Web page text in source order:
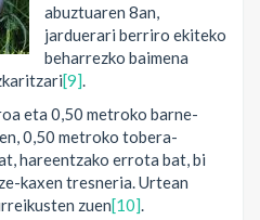
abuztuaren 8an,
jarduerari berriro ekiteko
beharrezko baimena
[9]
eta 0,50 metroko barne-
0,50 metroko tobera-
hareentzako errota bat, bi
kaxen tresneria. Urtean
zuen[10].